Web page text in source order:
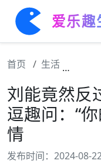
爱乐趣
首页 生活
刘能竟然反
逗趣问：“
情
发布时间：2024-08-